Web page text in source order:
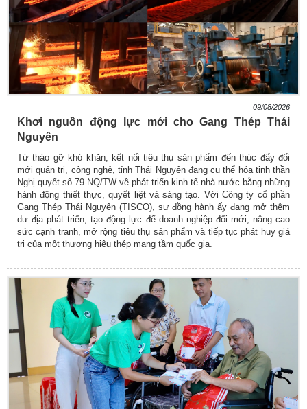
09/08/2026
Khơi nguồn động lực mới cho Gang Thép Thái
Nguyên
Từ tháo gỡ khó khăn, kết nối tiêu thụ sản phẩm đến thúc đẩy đổi
mới quản trị, công nghệ, tỉnh Thái Nguyên đang cụ thể hóa tinh thần
Nghị quyết số 79-NQ/TW về phát triển kinh tế nhà nước bằng những
hành động thiết thực, quyết liệt và sáng tạo. Với Công ty cổ phần
Gang Thép Thái Nguyên (TISCO), sự đồng hành ấy đang mở thêm
dư địa phát triển, tạo động lực để doanh nghiệp đổi mới, nâng cao
sức cạnh tranh, mở rộng tiêu thụ sản phẩm và tiếp tục phát huy giá
trị của một thương hiệu thép mang tầm quốc gia.